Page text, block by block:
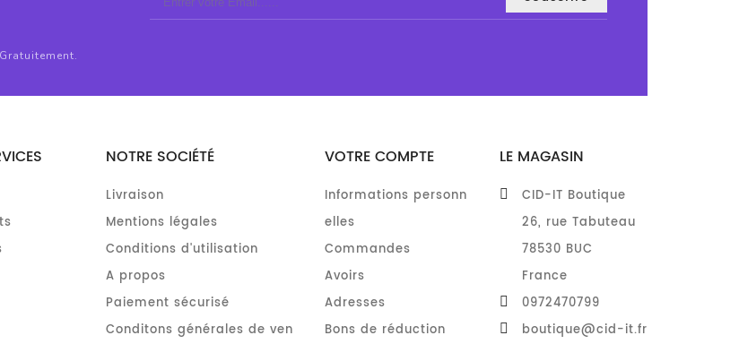
NOTRE SOCIÉTÉ
Livraison
Mentions légales
Conditions d'utilisation
A propos
Paiement sécurisé
Conditons générales de ven
VOTRE COMPTE
Informations personn
elles
Commandes
Avoirs
Adresses
Bons de réduction
LE MAGASIN
CID-IT Boutique
26, rue Tabuteau
78530 BUC
France
0972470799
boutique@cid-it.fr